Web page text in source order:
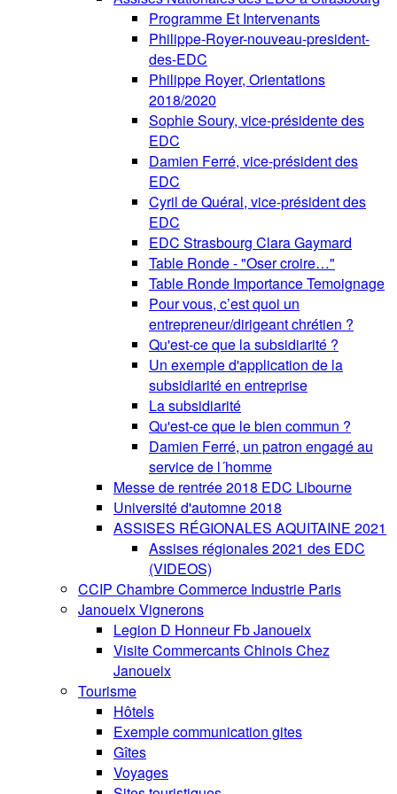
Programme Et Intervenants
Philippe-Royer-nouveau-president-
des-EDC
Philippe Royer, Orientations
2018/2020
Sophie Soury, vice-présidente des
EDC
Damien Ferré, vice-président des
EDC
Cyril de Quéral, vice-président des
EDC
EDC Strasbourg Clara Gaymard
Table Ronde - "Oser croire…"
Table Ronde Importance Temoignage
Pour vous, c’est quoi un
entrepreneur/dirigeant chrétien ?
Qu'est-ce que la subsidiarité ?
Un exemple d'application de la
subsidiarité en entreprise
La subsidiarité
Qu'est-ce que le bien commun ?
Damien Ferré, un patron engagé au
service de l´homme
Messe de rentrée 2018 EDC Libourne
Université d'automne 2018
ASSISES RÉGIONALES AQUITAINE 2021
Assises régionales 2021 des EDC
(VIDEOS)
CCIP Chambre Commerce Industrie Paris
Janoueix Vignerons
Legion D Honneur Fb Janoueix
Visite Commercants Chinois Chez
Janoueix
Tourisme
Hôtels
Exemple communication gites
Gîtes
Voyages